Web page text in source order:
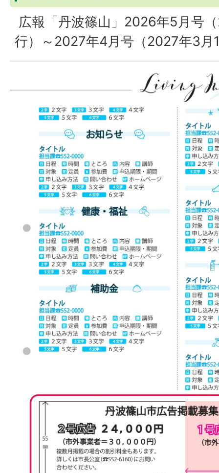
広報「丹波篠山」2026年5月号
行）～2027年4月号（2027年3月